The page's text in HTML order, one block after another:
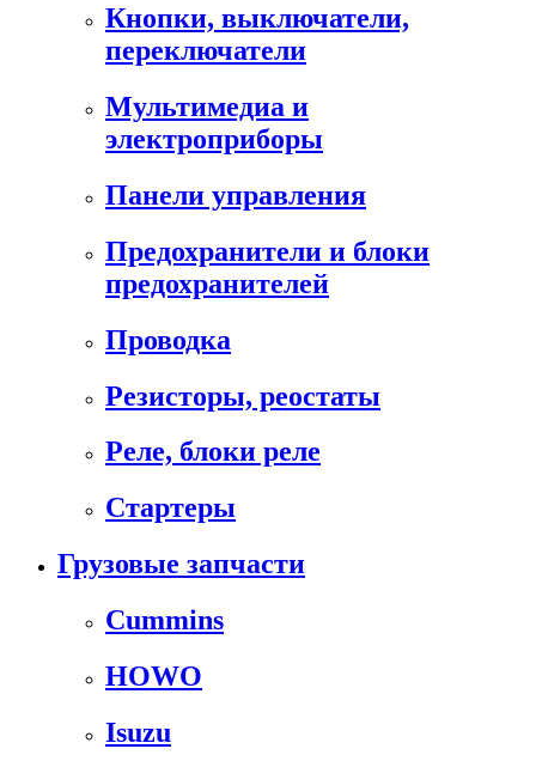
Кнопки, выключатели,
переключатели
Мультимедиа и
электроприборы
Панели управления
Предохранители и блоки
предохранителей
Проводка
Резисторы, реостаты
Реле, блоки реле
Стартеры
Грузовые запчасти
Cummins
HOWO
Isuzu